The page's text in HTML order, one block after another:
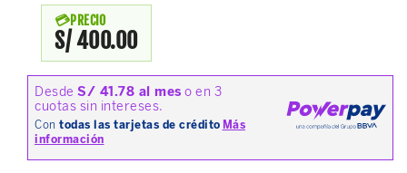
PRECIO
S/ 400.00